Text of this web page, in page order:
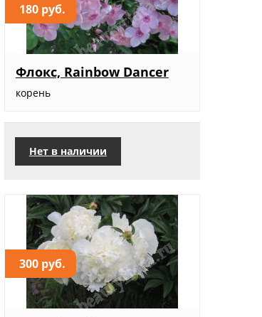
180 руб.
Флокс, Rainbow Dancer
корень
Нет в наличии
300 руб.